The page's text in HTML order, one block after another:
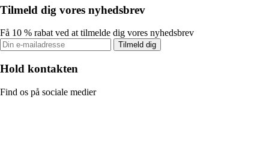
Tilmeld dig vores nyhedsbrev
Få 10 % rabat ved at tilmelde dig vores nyhedsbrev
Tilmeld dig
Hold kontakten
Find os på sociale medier